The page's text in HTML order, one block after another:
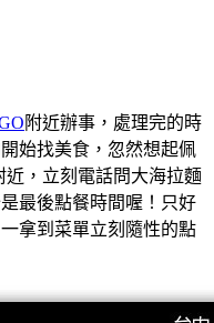
附近辦事，處理完的時
始找美食，忽然想起佩
近，立刻電話問大海拉麵
最後點餐時間喔！只好
拿到菜單立刻隨性的點